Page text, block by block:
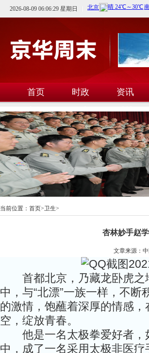
2026-08-09 06:06:29 星期日
首页 时政 资讯
文教
卫生 科技
当前位置： 首页>卫生>
杏林妙手赵
文章来源：
首都北京，乃藏龙卧虎之
中，与“北漂”一族一样，不
的激情，饱蘸着深厚的情感
空，绽放青春。
他是一名太极拳爱好者，
中，成了一名采用太极非医